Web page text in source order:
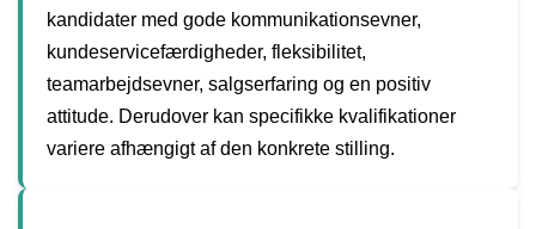
kandidater med gode kommunikationsevner,
kundeservicefærdigheder, fleksibilitet,
teamarbejdsevner, salgserfaring og en positiv
attitude. Derudover kan specifikke kvalifikationer
variere afhængigt af den konkrete stilling.